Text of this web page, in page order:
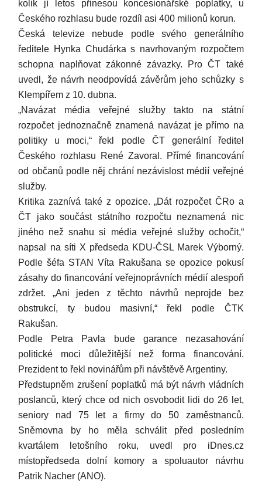
kolik jí letos přinesou koncesionářské poplatky, u
Českého rozhlasu bude rozdíl asi 400 milionů korun.
Česká televize nebude podle svého generálního
ředitele Hynka Chudárka s navrhovaným rozpočtem
schopna naplňovat zákonné závazky. Pro ČT také
uvedl, že návrh neodpovídá závěrům jeho schůzky s
Klempířem z 10. dubna.
„Navázat média veřejné služby takto na státní
rozpočet jednoznačně znamená navázat je přímo na
politiky u moci,“ řekl podle ČT generální ředitel
Českého rozhlasu René Zavoral. Přímé financování
od občanů podle něj chrání nezávislost médií veřejné
služby.
Kritika zaznívá také z opozice. „Dát rozpočet ČRo a
ČT jako součást státního rozpočtu neznamená nic
jiného než snahu si média veřejné služby ochočit,“
napsal na síti X předseda KDU-ČSL Marek Výborný.
Podle šéfa STAN Víta Rakušana se opozice pokusí
zásahy do financování veřejnoprávních médií alespoň
zdržet. „Ani jeden z těchto návrhů neprojde bez
obstrukcí, ty budou masivní,“ řekl podle ČTK
Rakušan.
Podle Petra Pavla bude garance nezasahování
politické moci důležitější než forma financování.
Prezident to řekl novinářům při návštěvě Argentiny.
Předstupněm zrušení poplatků má být návrh vládních
poslanců, který chce od nich osvobodit lidi do 26 let,
seniory nad 75 let a firmy do 50 zaměstnanců.
Sněmovna by ho měla schválit před posledním
kvartálem letošního roku, uvedl pro iDnes.cz
místopředseda dolní komory a spoluautor návrhu
Patrik Nacher (ANO).